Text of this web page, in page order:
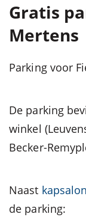
Gratis
Mertens
Parking voor
De parking
winkel
Becker-
Naast
de parking: